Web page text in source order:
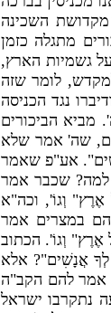
מקדושת השכינה
מתגלה כזמן
גשמיות הארץ,
, לומר שזה
נגד הכניסה
'. מביא הביכורים
, שה' אמר שלא
". אע"פ שאמר
למה? שכבר אמר
אֶרֶץ" וְגוֹ'
, וכה"א
במצרים אמר
אֶרֶץ" וְגוֹ'. הכתוב
אֲנָשִׁים"? אלא
אמר להם הקב"ה
נתקרבו ישראל